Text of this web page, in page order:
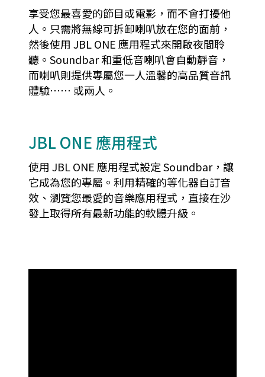
享受您最喜愛的節目或電影，而不會打擾他
人。只需將無線可拆卸喇叭放在您的面前，
然後使用 JBL ONE 應用程式來開啟夜間聆
聽。Soundbar 和重低音喇叭會自動靜音，
而喇叭則提供專屬您一人溫馨的高品質音訊
體驗⋯⋯ 或兩人。
JBL ONE 應用程式
使用 JBL ONE 應用程式設定 Soundbar，讓
它成為您的專屬。利用精確的等化器自訂音
效、瀏覽您最愛的音樂應用程式，直接在沙
發上取得所有最新功能的軟體升級。